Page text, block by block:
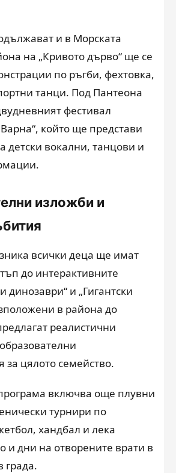
и в Морската
на „Кривото дърво“ ще се
по ръгби, фехтовка,
танци. Под Пантеона
фестивал
който ще представи
детски вокални, танцови и
изложби и
всички деца ще имат
до интерактивните
динозаври“ и „Гигантски
в района до
реалистични
цялото семейство.
включва още плувни
турнири по
хандбал и лека
и дни на отворените врати в
града.